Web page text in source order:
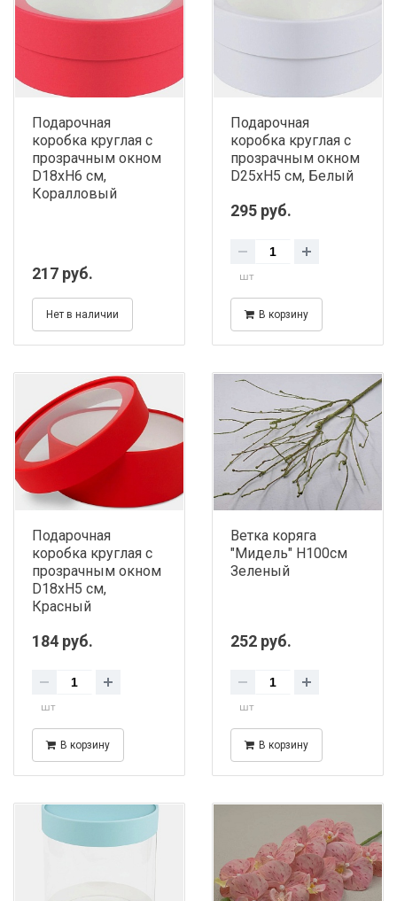
Подарочная
коробка круглая с
прозрачным окном
D18хH6 см,
Коралловый
217 руб.
Нет в наличии
Подарочная
коробка круглая с
прозрачным окном
D25хH5 см, Белый
295 руб.
шт
В корзину
Подарочная
коробка круглая с
прозрачным окном
D18хH5 см,
Красный
184 руб.
шт
В корзину
Ветка коряга
"Мидель" H100см
Зеленый
252 руб.
шт
В корзину